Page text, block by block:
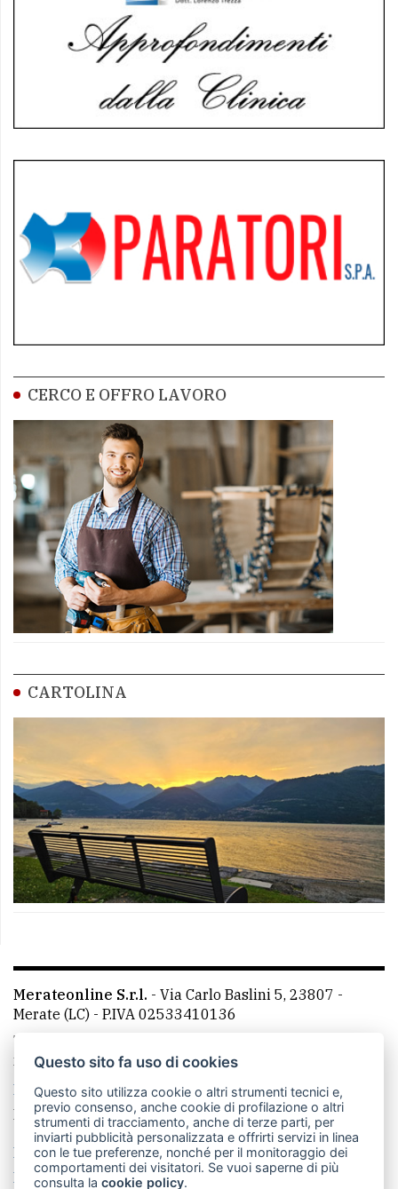
CERCO E OFFRO LAVORO
CARTOLINA
Merateonline S.r.l. - Via Carlo Baslini 5, 23807 -
Merate (LC) - P.IVA 02533410136
Telefono:
mail: redazione@leccoonline.com
La redazione
MerateOnline CasateOnline
RSS
Made by VIP
Privacy policy
Cookie policy
Rivedi le tue scelte sui cookie
Questo sito fa uso di cookies
Questo sito utilizza cookie o altri strumenti tecnici e,
previo consenso, anche cookie di profilazione o altri
strumenti di tracciamento, anche di terze parti, per
inviarti pubblicità personalizzata e offrirti servizi in linea
con le tue preferenze, nonché per il monitoraggio dei
comportamenti dei visitatori. Se vuoi saperne di più
consulta lacookie policy.